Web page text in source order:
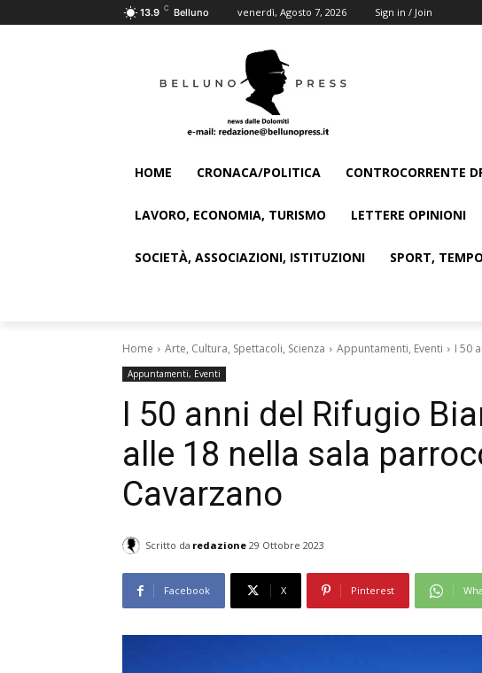
13.9 C Belluno venerdì, Agosto 7, 2026 Sign in / Join
HOME CRONACA/POLITICA CONTROCORRENTE
LAVORO, ECONOMIA, TURISMO LETTERE OPINIONI
SOCIETÀ, ASSOCIAZIONI, ISTITUZIONI SPORT,
Home Arte, Cultura, Spettacoli, Scienza Appuntamenti, Eventi I 50
Appuntamenti, Eventi
I 50 anni del Rifugio
alle 18 nella sala
Cavarzano
Scritto da redazione 29 Ottobre 2023
Facebook X Pinterest